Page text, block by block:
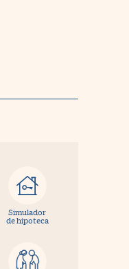
Simulador
de hipoteca